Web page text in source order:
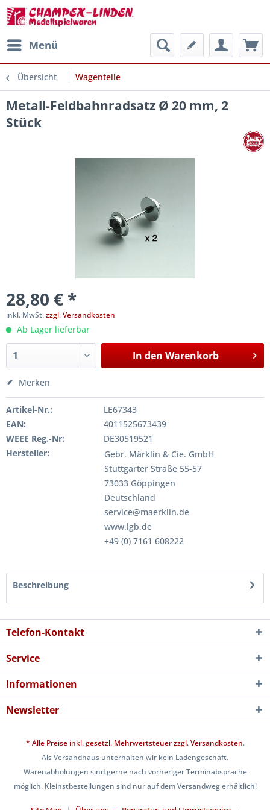
Menü
Übersicht Wagenteile
Metall-Feldbahnradsatz Ø 20 mm, 2
Stück
28,80 € *
inkl. MwSt.zzgl. Versandkosten
Ab Lager lieferbar
In den Warenkorb
Merken
Artikel-Nr.:
LE67343
EAN:
4011525673439
WEEE Reg.-Nr:
DE30519521
Hersteller:
Gebr. Märklin & Cie. GmbH
Stuttgarter Straße 55-57
73033 Göppingen
Deutschland
service@maerklin.de
www.lgb.de
+49 (0) 7161 608222
Beschreibung
Telefon-Kontakt
Service
Informationen
Newsletter
* Alle Preise inkl. gesetzl. Mehrwertsteuer zzgl.Versandkosten.
Als Versandhaus unterhalten wir kein Ladengeschäft.
Warenabholungen sind gerne nach vorheriger Terminabsprache
möglich. Kleinstbestellungen sind nur auf dem Versandweg erhältlich!